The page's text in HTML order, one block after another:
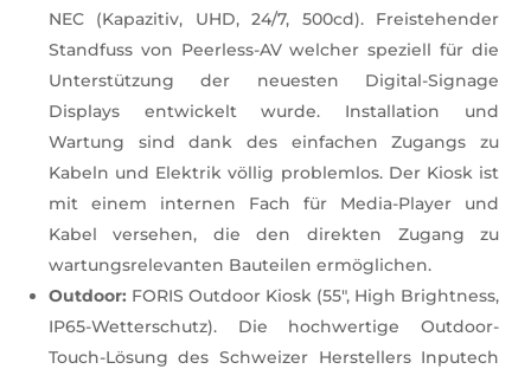
NEC (Kapazitiv, UHD, 24/7, 500cd). Freistehender
Standfuss von Peerless-AV welcher speziell für die
Unterstützung der neuesten Digital-Signage
Displays entwickelt wurde. Installation und
Wartung sind dank des einfachen Zugangs zu
Kabeln und Elektrik völlig problemlos. Der Kiosk ist
mit einem internen Fach für Media-Player und
Kabel versehen, die den direkten Zugang zu
wartungsrelevanten Bauteilen ermöglichen.
Outdoor: FORIS Outdoor Kiosk (55″, High Brightness,
IP65-Wetterschutz). Die hochwertige Outdoor-
Touch-Lösung des Schweizer Herstellers Inputech